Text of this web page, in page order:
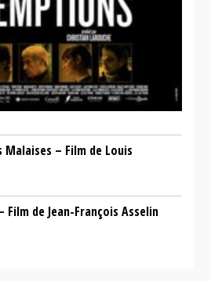
Malaises – Film de Louis
Film de Jean-François Asselin